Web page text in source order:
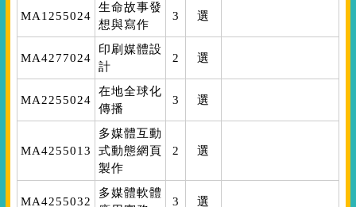
MA1255024
生命故事發
想與寫作
3 選
MA4277024
印刷媒體設
計
2 選
MA2255024
在地全球化
傳播
3 選
MA4255013
多媒體互動
式動態網頁
製作
2 選
MA4255032
多媒體軟體
3 選